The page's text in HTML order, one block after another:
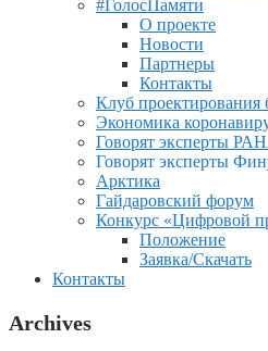
#ГолосПамяти
О проекте
Новости
Партнеры
Контакты
Клуб проектирования
Экономика
Говорят эксперты
Говорят эксперты
Арктика
Гайдаровский форум
Конкурс «Цифровой
Положение
Заявка/Скачать
Контакты
Archives